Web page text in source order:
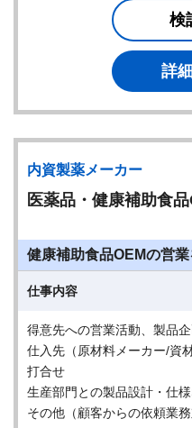
検
詳
内資製薬メーカー
医薬品・健康補助食
健康補助食品OEMの営業
仕事内容
得意先への営業活動、製品
仕入先（原材料メーカー/資
打合せ
生産部門との製品設計・仕
その他（顧客からの依頼業務